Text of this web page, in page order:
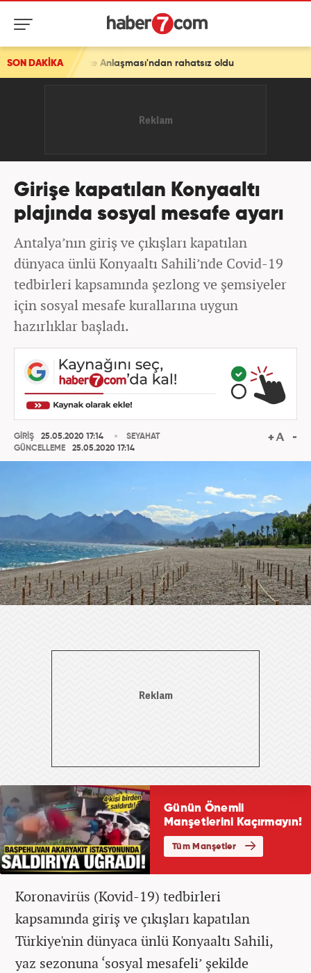
SON DAKİKA
Anlaşması'ndan rahatsız oldu
Girişe kapatılan Konyaaltı
plajında sosyal mesafe ayarı
Antalya’nın giriş ve çıkışları kapatılan
dünyaca ünlü Konyaaltı Sahili’nde Covid-19
tedbirleri kapsamında şezlong ve şemsiyeler
için sosyal mesafe kurallarına uygun
hazırlıklar başladı.
GİRİŞ
25.05.2020 17:14
GÜNCELLEME
25.05.2020 17:14
SEYAHAT
Koronavirüs (Kovid-19) tedbirleri
kapsamında giriş ve çıkışları kapatılan
Türkiye'nin dünyaca ünlü Konyaaltı Sahili,
yaz sezonuna ‘sosyal mesafeli’ şekilde